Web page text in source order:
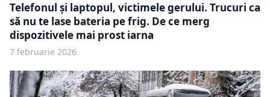
Telefonul și laptopul, victimele gerului. Trucuri ca
să nu te lase bateria pe frig. De ce merg
dispozitivele mai prost iarna
7 februarie 2026